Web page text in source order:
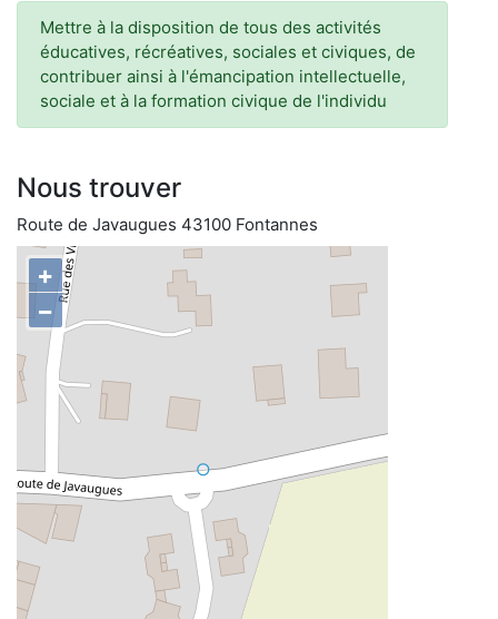
Mettre à la disposition de tous des activités
éducatives, récréatives, sociales et civiques, de
contribuer ainsi à l'émancipation intellectuelle,
sociale et à la formation civique de l'individu
Nous trouver
Route de Javaugues 43100 Fontannes
+
−